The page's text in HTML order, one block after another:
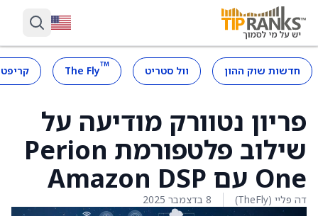
חדשות שוק ההון וול סטריט ™
The Fly
פריון נטוורק מודיעה על
שילוב פלטפורמת Perion
One עם Amazon DSP
דה פליי (TheFly) 8 בדצמבר 2025